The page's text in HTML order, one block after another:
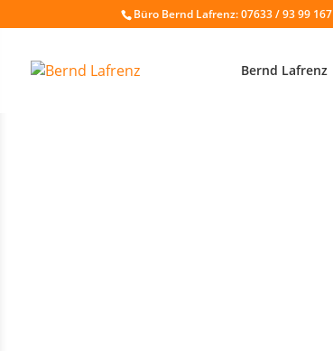
Büro Bernd Lafrenz: 07633 / 93 99 167
Bernd Lafrenz